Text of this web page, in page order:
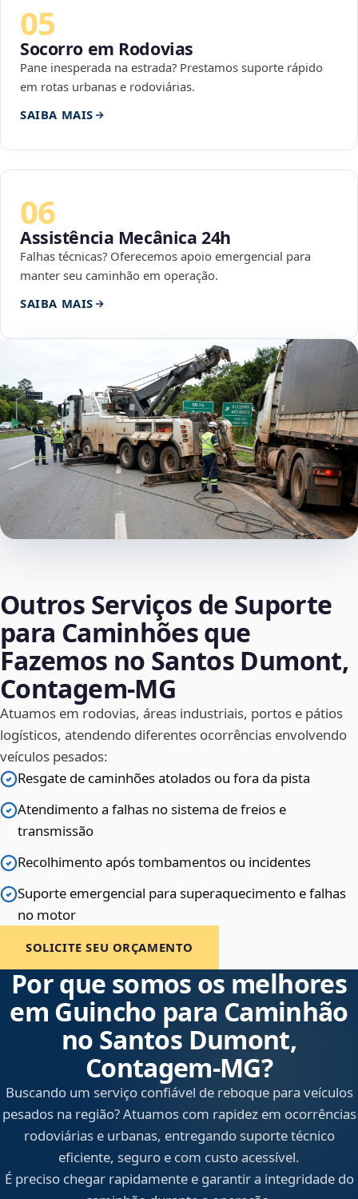
05
Socorro em Rodovias
Pane inesperada na estrada? Prestamos suporte rápido
em rotas urbanas e rodoviárias.
SAIBA MAIS
06
Assistência Mecânica 24h
Falhas técnicas? Oferecemos apoio emergencial para
manter seu caminhão em operação.
SAIBA MAIS
Outros Serviços de Suporte
para Caminhões que
Fazemos no Santos Dumont,
Contagem‑MG
Atuamos em rodovias, áreas industriais, portos e pátios
logísticos, atendendo diferentes ocorrências envolvendo
veículos pesados:
Resgate de caminhões atolados ou fora da pista
Atendimento a falhas no sistema de freios e
transmissão
Recolhimento após tombamentos ou incidentes
Suporte emergencial para superaquecimento e falhas
no motor
SOLICITE SEU ORÇAMENTO
Por que somos os melhores
em Guincho para Caminhão
no Santos Dumont,
Contagem‑MG?
Buscando um serviço confiável de reboque para veículos
pesados na região? Atuamos com rapidez em ocorrências
rodoviárias e urbanas, entregando suporte técnico
eficiente, seguro e com custo acessível.
É preciso chegar rapidamente e garantir a integridade do